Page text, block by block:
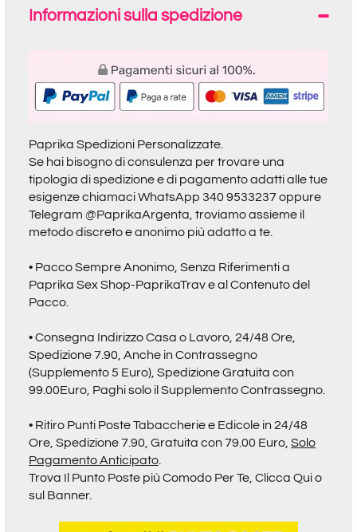
Informazioni sulla spedizione
Paprika Spedizioni Personalizzate.
Se hai bisogno di consulenza per trovare una
tipologia di spedizione e di pagamento adatti alle tue
esigenze chiamaciWhatsApp 340 9533237 oppure
Telegram @PaprikaArgenta, troviamo assieme il
metodo discreto e anonimo più adatto a te.
• Pacco Sempre Anonimo, Senza Riferimenti a
Paprika Sex Shop-PaprikaTrave al Contenuto del
Pacco.
• Consegna Indirizzo Casa o Lavoro, 24/48 Ore,
Spedizione 7.90, Anche in Contrassegno
(Supplemento 5 Euro), Spedizione Gratuita con
99.00Euro, Paghi solo il Supplemento Contrassegno.
• Ritiro Punti Poste Tabaccherie e Edicole in 24/48
Ore, Spedizione 7.90, Gratuita con 79.00 Euro, Solo
Pagamento Anticipato.
Trova Il Punto Poste più Comodo Per Te, Clicca Qui o
sul Banner.